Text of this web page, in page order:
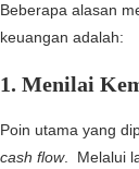
Beberapa alasan
keuangan adalah:
1. Menilai
Poin utama yang
cash flow. Melalui